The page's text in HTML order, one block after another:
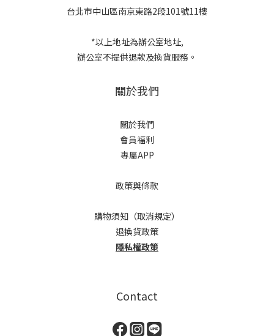
台北市中山區南京東路2段101號11樓
*以上地址為辦公室地址,
辦公室不提供退款及換貨服務。
關於我們
關於我們
會員福利
專屬APP
政策與條款
購物須知（取消規定）
退換貨政策
隱私權政策
Contact